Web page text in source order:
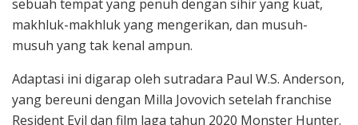
sebuah tempat yang penuh dengan sihir yang kuat,
makhluk-makhluk yang mengerikan, dan musuh-
musuh yang tak kenal ampun.
Adaptasi ini digarap oleh sutradara Paul W.S. Anderson,
yang bereuni dengan Milla Jovovich setelah franchise
Resident Evil dan film laga tahun 2020 Monster Hunter.